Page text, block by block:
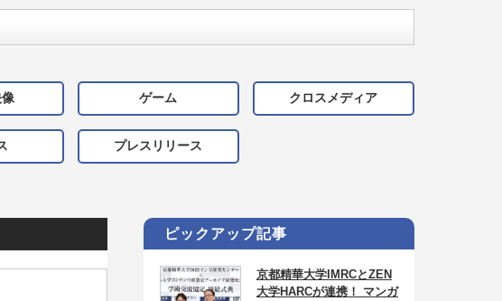
ゲーム クロスメディア
プレスリリース
ピックアップ記事
京都精華大学IMRCとZEN
大学HARCが連携！ マンガ